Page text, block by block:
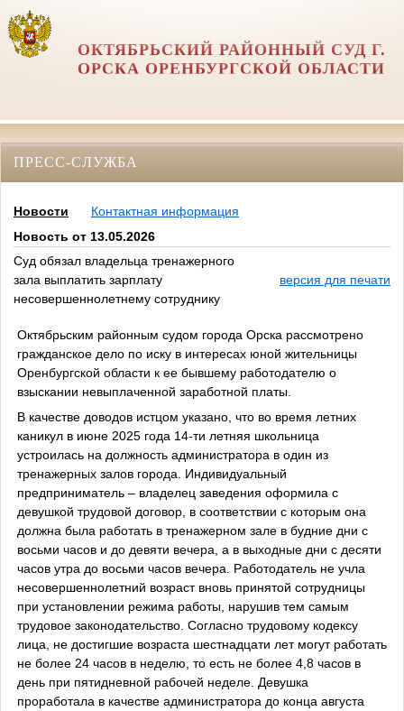
ОКТЯБРЬСКИЙ РАЙОННЫЙ СУД Г.
ОРСКА ОРЕНБУРГСКОЙ ОБЛАСТИ
ПРЕСС-СЛУЖБА
Новости
Контактная информация
Новость от 13.05.2026
Суд обязал владельца тренажерного
зала выплатить зарплату
несовершеннолетнему сотруднику
версия для печати
Октябрьским районным судом города Орска рассмотрено
гражданское дело по иску в интересах юной жительницы
Оренбургской области к ее бывшему работодателю о
взыскании невыплаченной заработной платы.
В качестве доводов истцом указано, что во время летних
каникул в июне 2025 года 14-ти летняя школьница
устроилась на должность администратора в один из
тренажерных залов города. Индивидуальный
предприниматель – владелец заведения оформила с
девушкой трудовой договор, в соответствии с которым она
должна была работать в тренажерном зале в будние дни с
восьми часов и до девяти вечера, а в выходные дни с десяти
часов утра до восьми часов вечера. Работодатель не учла
несовершеннолетний возраст вновь принятой сотрудницы
при установлении режима работы, нарушив тем самым
трудовое законодательство. Согласно трудовому кодексу
лица, не достигшие возраста шестнадцати лет могут работать
не более 24 часов в неделю, то есть не более 4,8 часов в
день при пятидневной рабочей неделе. Девушка
проработала в качестве администратора до конца августа